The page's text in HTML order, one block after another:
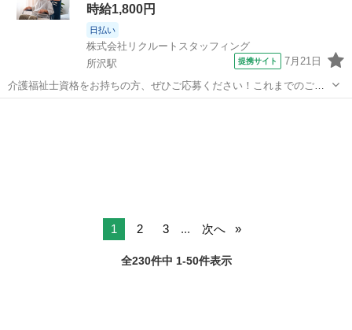
時給1,800円
日払い
株式会社リクルートスタッフィング
所沢駅
提携サイト 7月21日
介護福祉士資格をお持ちの方、ぜひご応募ください！これまでのご経
験や知識を活かしながら、現場で即戦力としてご活躍いただける環境
1 2 3 ... 次へ
全230件中 1-50件表示